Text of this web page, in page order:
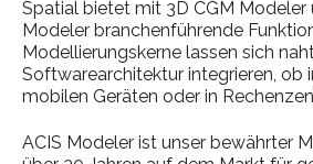
Spatial bietet mit 3D CGM Modeler
Modeler branchenführende
Modellierungskerne lassen sich
Softwarearchitektur integrieren, ob
mobilen Geräten oder in
ACIS Modeler ist unser bewährter